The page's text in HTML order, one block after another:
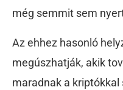
még semmit sem
Az ehhez hasonló
megúszhatják, akik
maradnak a